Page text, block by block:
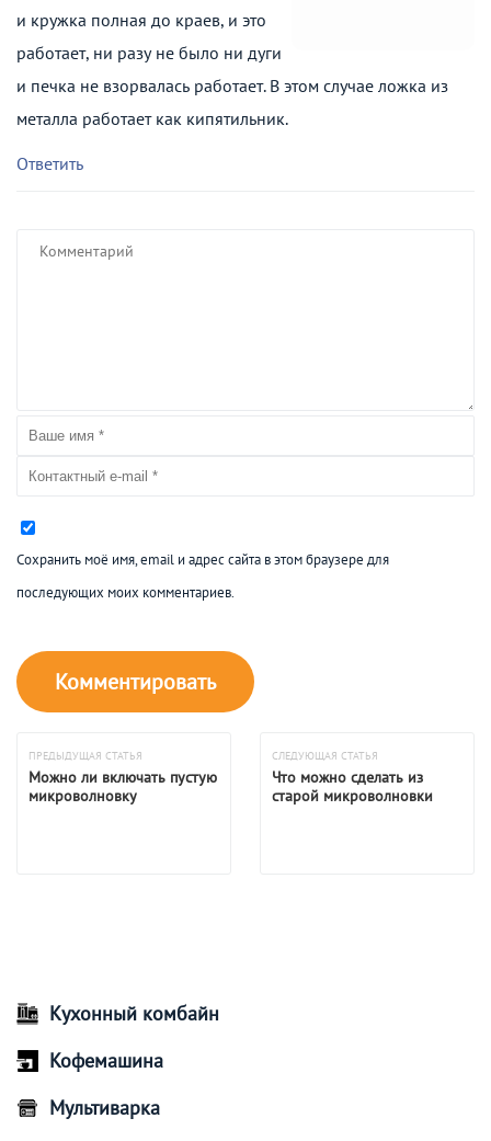
и кружка полная до краев, и это
работает, ни разу не было ни дуги
и печка не взорвалась работает. В этом случае ложка из
металла работает как кипятильник.
Ответить
Сохранить моё имя, email и адрес сайта в этом браузере для
последующих моих комментариев.
ПРЕДЫДУЩАЯ СТАТЬЯ
Можно ли включать пустую
микроволновку
СЛЕДУЮЩАЯ СТАТЬЯ
Что можно сделать из
старой микроволновки
Кухонный комбайн
Кофемашина
Мультиварка